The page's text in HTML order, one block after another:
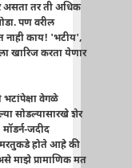
असता तर ती अधिक
पण वरील
नाही काय! 'भटीय',
खारिज करता येणार
वेगळे
सोडल्यासारखे शेर
जदीद
मरतुकडे होते आहे की
माझे प्रामाणिक मत